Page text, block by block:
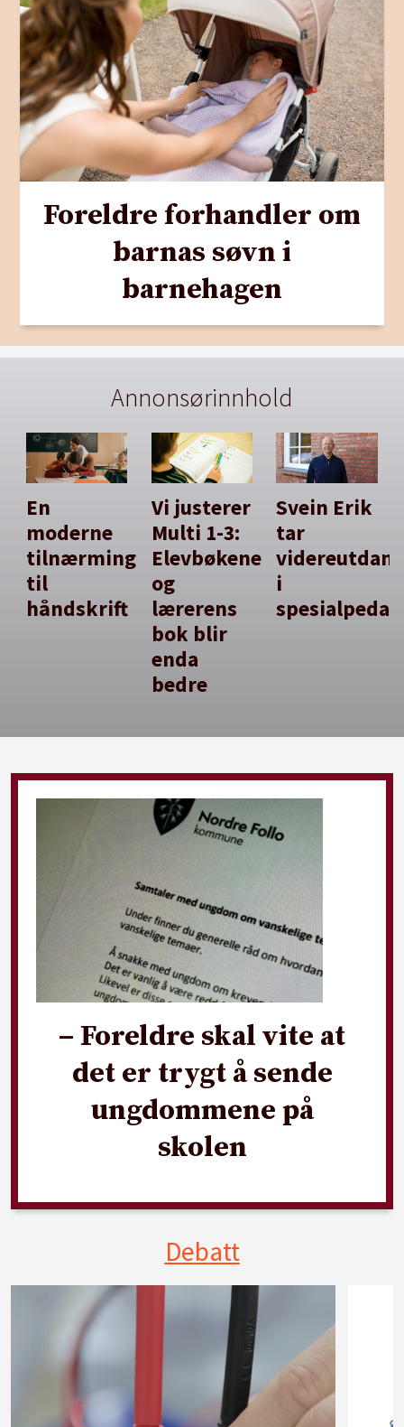
Foreldre forhandler om
barnas søvn i
barnehagen
Annonsørinnhold
En
moderne
tilnærming
til
håndskrift
Vi justerer
Multi 1-3:
Elevbøkene
og
lærerens
bok blir
enda
bedre
Svein Erik
tar
i
– Foreldre skal vite at
det er trygt å sende
ungdommene på
skolen
Debatt